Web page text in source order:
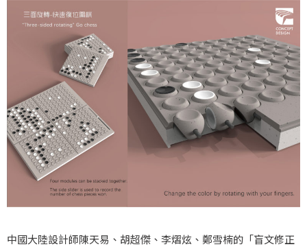
中國大陸設計師陳天易、胡超傑、李熠炫、鄭雪楠的「盲文修正